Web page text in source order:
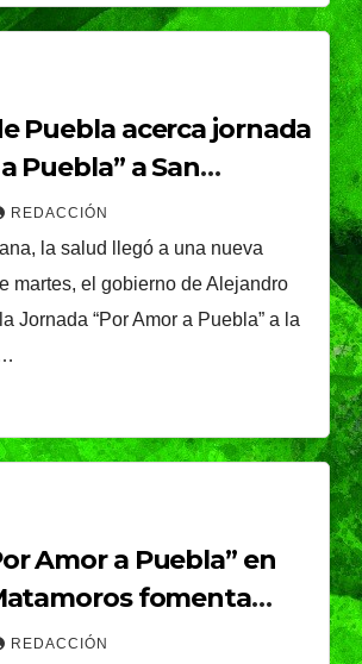
Puebla acerca jornada
Puebla” a San
Aparicio
REDACCIÓN
la salud llegó a una nueva
martes, el gobierno de Alejandro
Jornada “Por Amor a Puebla” a la
Amor a Puebla” en
fomenta
prevención del
REDACCIÓN
Capital sigue
voleibol:
de Pepe